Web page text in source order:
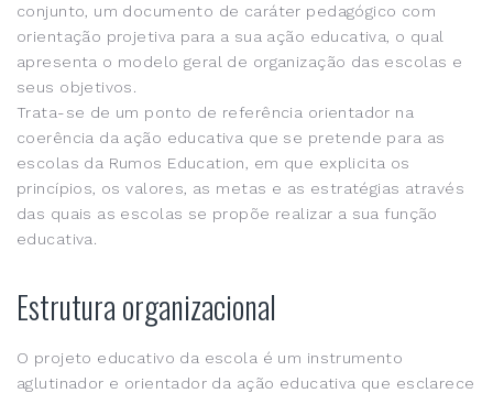
conjunto, um documento de caráter pedagógico com
orientação projetiva para a sua ação educativa, o qual
apresenta o modelo geral de organização das escolas e
seus objetivos.
Trata-se de um ponto de referência orientador na
coerência da ação educativa que se pretende para as
escolas da Rumos Education, em que explicita os
princípios, os valores, as metas e as estratégias através
das quais as escolas se propõe realizar a sua função
educativa.
Estrutura organizacional
O projeto educativo da escola é um instrumento
aglutinador e orientador da ação educativa que esclarece